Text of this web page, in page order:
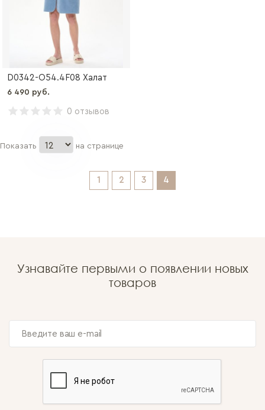
D0342-O54.4F08 Халат
6 490 руб.
0 отзывов
Показать на странице
1 2 3 4
Узнавайте первыми о появлении новых
товаров